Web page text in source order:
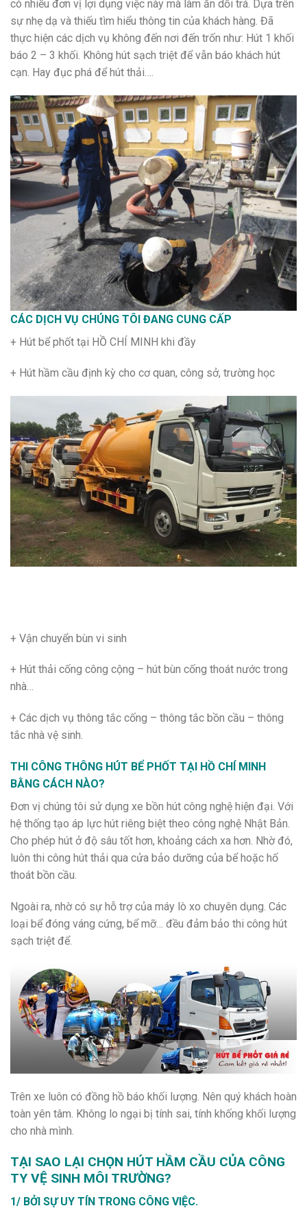
có nhiều đơn vị lợi dụng việc này mà làm ăn dối trá. Dựa trên
sự nhẹ dạ và thiếu tìm hiểu thông tin của khách hàng. Đã
thực hiện các dịch vụ không đến nơi đến trốn như: Hút 1 khối
báo 2 – 3 khối. Không hút sạch triệt để vẫn báo khách hút
cạn. Hay đục phá để hút thải….
CÁC DỊCH VỤ CHÚNG TÔI ĐANG CUNG CẤP
+ Hút bể phốt tại HỒ CHÍ MINH khi đầy
+ Hút hầm cầu định kỳ cho cơ quan, công sở, trường học
+ Vận chuyển bùn vi sinh
+ Hút thải cống công cộng – hút bùn cống thoát nước trong
nhà…
+ Các dịch vụ thông tắc cống – thông tắc bồn cầu – thông
tắc nhà vệ sinh.
THI CÔNG THÔNG HÚT BỂ PHỐT TẠI HỒ CHÍ MINH
BẰNG CÁCH NÀO?
Đơn vị chúng tôi sử dụng xe bồn hút công nghệ hiện đại. Với
hệ thống tạo áp lực hút riêng biệt theo công nghệ Nhật Bản.
Cho phép hút ở độ sâu tốt hơn, khoảng cách xa hơn. Nhờ đó,
luôn thi công hút thải qua cửa bảo dưỡng của bể hoặc hố
thoát bồn cầu.
Ngoài ra, nhờ có sự hỗ trợ của máy lò xo chuyên dụng. Các
loại bể đóng váng cứng, bể mỡ… đều đảm bảo thi công hút
sạch triệt để.
Trên xe luôn có đồng hồ báo khối lượng. Nên quý khách hoàn
toàn yên tâm. Không lo ngại bị tính sai, tính khống khối lượng
cho nhà mình.
TẠI SAO LẠI CHỌN HÚT HẦM CẦU CỦA CÔNG
TY VỆ SINH MÔI TRƯỜNG?
1/ BỞI SỰ UY TÍN TRONG CÔNG VIỆC.